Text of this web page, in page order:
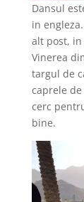
Dansul
in
alt post,
Vinerea
targul de
caprele
cerc
bine.